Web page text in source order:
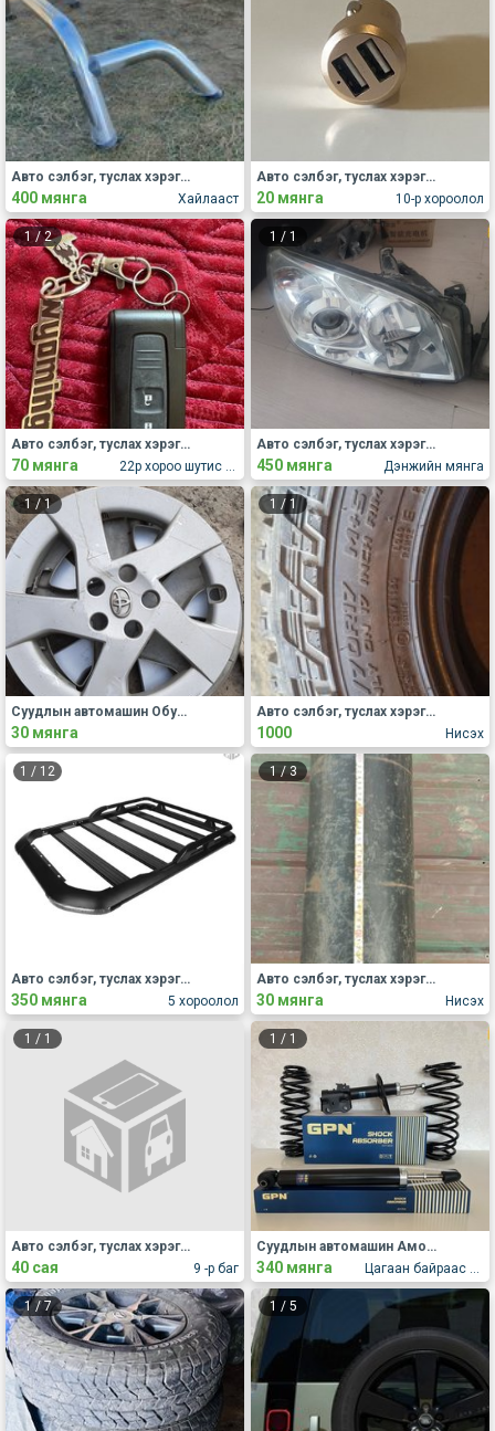
Хайлааст
Авто сэлбэг, туслах хэрэгсэл Бусад
400 мянга 10-р хороолол
Авто сэлбэг, туслах хэрэгсэл Бусад
20 мянга
1/2
22р хороо шутис мэдээлэл холбооны сургууль
Авто сэлбэг, туслах хэрэгсэл Бусад
70 мянга
1 / 1
Дэнжийн мянга
Авто сэлбэг, туслах хэрэгсэл Бусад
450 мянга
1 / 1
Суудлын автомашин Обуд, дугуй
30 мянга
1 / 1
Нисэх
Авто сэлбэг, туслах хэрэгсэл Бусад
1000
1 / 12
5 хороолол
Авто сэлбэг, туслах хэрэгсэл Бусад
350 мянга
1/3
Нисэх
Авто сэлбэг, туслах хэрэгсэл Бусад
30 мянга
1 / 1
9 -р баг
Авто сэлбэг, туслах хэрэгсэл Бусад
40 сая
1 / 1
Цагаан байраас телевиз давдаг нарийн замд
Суудлын автомашин Амортизатор пүрш
340 мянга
1/7 1 / 5